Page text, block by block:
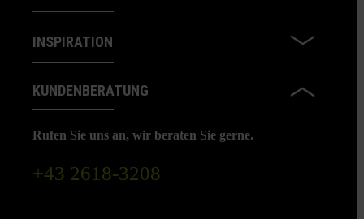
INSPIRATION
KUNDENBERATUNG
Rufen Sie uns an, wir beraten Sie gerne.
+43 2618-3208